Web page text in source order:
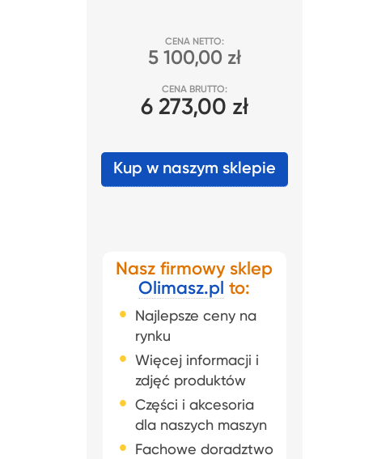
CENA NETTO:
5 100,00 zł
CENA BRUTTO:
6 273,00 zł
Kup w naszym sklepie
Nasz firmowy sklep
Olimasz.pl to:
Najlepsze ceny na
rynku
Więcej informacji i
zdjęć produktów
Części i akcesoria
dla naszych maszyn
Fachowe doradztwo